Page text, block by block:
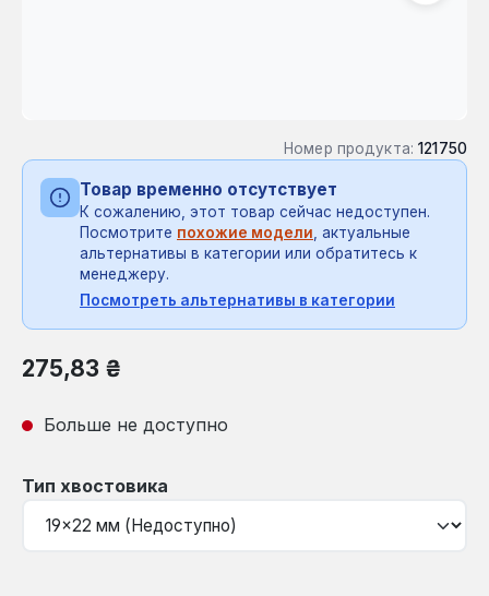
Номер продукта: 121750
Товар временно отсутствует
К сожалению, этот товар сейчас недоступен.
Посмотрите похожие модели, актуальные
альтернативы в категории или обратитесь к
менеджеру.
Посмотреть альтернативы в категории
Обычная цена:
275,83 ₴
Больше не доступно
Выберите
Тип хвостовика